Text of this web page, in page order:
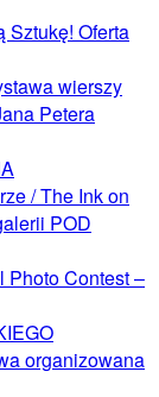
Sztukę! Oferta
wierszy
Petera
/ The Ink on
POD
Photo Contest –
organizowana